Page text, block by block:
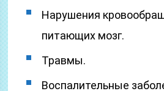
Нарушения
питающих мозг.
Травмы.
Воспалительные